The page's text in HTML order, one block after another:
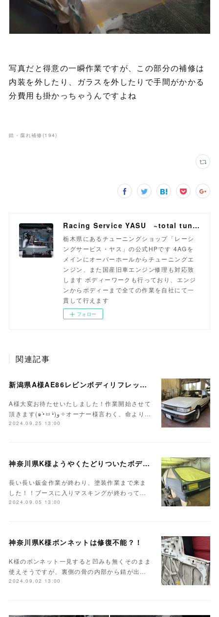
写真だと得意の一瞬作業ですが、この部分の補修は
内装を外したり、ガラスを外したりで手間がかかる
分費用も掛かっちゃうんですよね
錆・腐れ補修(194)
Racing Service YASU ~total tuning proshop~
栃木県にあるチューニングショップ「レーシ
ングサービス・ヤス」の公式HPです 4AGを
メインにオーバーホールからチューニングエ
ンジン、また国産旧車エンジン修理も対応致
します ボディーワークも行っており、エンジ
ンからボディーまで全ての作業を自社にて一
貫して行えます
フォロー
関連記事
新潟県A様AE86レビンボディリフレッシュ作業開始！！
A様大変お待たせいたしました！作業開始させて
頂きます(๑•̀ㅂ•́)و✧オーナー様言わく、命より…
2024.09.25 13:00
神奈川県K様ようやくたどりついたボディ塗装
長い長い鈑金作業が終わり、塗装作業まで来ま
した！！ブースに入りマスキングが終わって…
2024.09.05 13:00
神奈川県K様ボンネットは修復不能？！
K様のボンネット一見すると凹みも無くそのまま
使えそうですが、裏側の骨の内部から錆が出…
2024.09.02 13:00